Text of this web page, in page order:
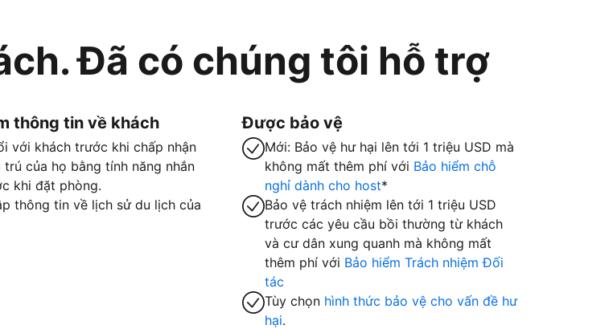
Đã có chúng tôi hỗ trợ
thông tin về khách
với khách trước khi chấp nhận
của họ bằng tính năng nhắn
khi đặt phòng.
thông tin về lịch sử du lịch của
Được bảo vệ
Mới: Bảo vệ hư hại lên tới 1 triệu USD mà
không mất thêm phí với Bảo hiểm chỗ
nghỉ dành cho host*
Bảo vệ trách nhiệm lên tới 1 triệu USD
trước các yêu cầu bồi thường từ khách
và cư dân xung quanh mà không mất
thêm phí với Bảo hiểm Trách nhiệm Đối
tác
Tùy chọn hình thức bảo vệ cho vấn đề hư
hại.